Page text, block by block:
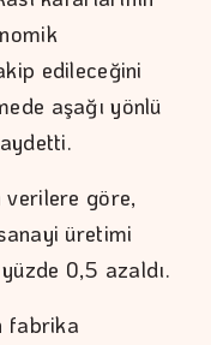
edileceğini
aşağı yönlü
verilere göre,
üretimi
0,5 azaldı.
fabrika